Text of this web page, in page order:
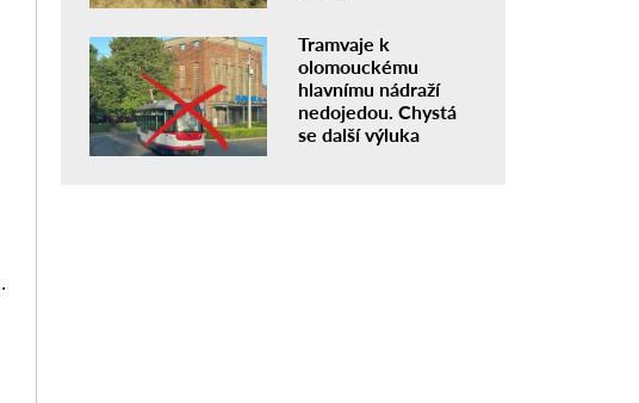
Tramvaje k
olomouckému
hlavnímu nádraží
nedojedou. Chystá
se další výluka